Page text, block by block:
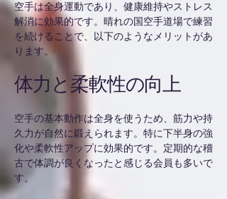
空手は全身運動であり、健康維持やストレス
解消に効果的です。晴れの国空手道場で練習
を続けることで、以下のようなメリットがあ
ります。
体力と柔軟性の向上
空手の基本動作は全身を使うため、筋力や持
久力が自然に鍛えられます。特に下半身の強
化や柔軟性アップに効果的です。定期的な稽
古で体調が良くなったと感じる会員も多いで
す。